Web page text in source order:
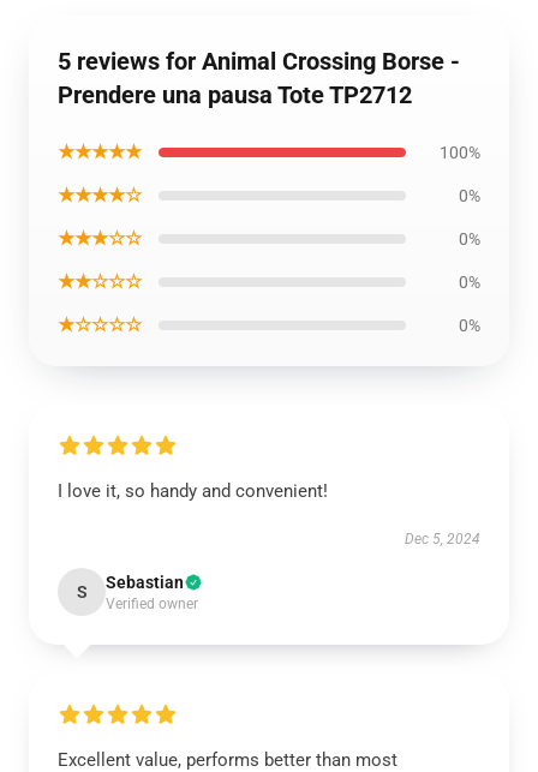
5 reviews for Animal Crossing Borse -
Prendere una pausa Tote TP2712
★★★★★ 100%
★★★★☆ 0%
★★★☆☆ 0%
★★☆☆☆ 0%
★☆☆☆☆ 0%
I love it, so handy and convenient!
Dec 5, 2024
S Sebastian
Verified owner
Excellent value, performs better than most